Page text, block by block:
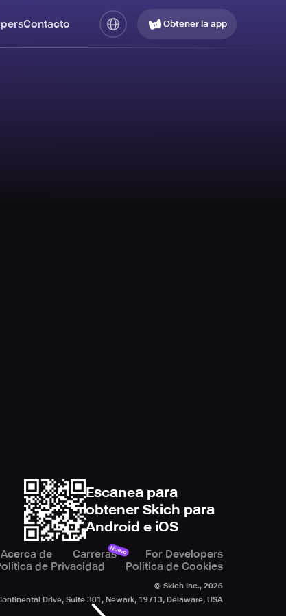
Contacto Obtener la app
Escanea para
obtener Skich para
Android e iOS
Acerca de CarrerasNuevo
For Developers
de Privacidad Política de Cookies
© Skich Inc., 2026
Drive, Suite 301, Newark, 19713, Delaware, USA